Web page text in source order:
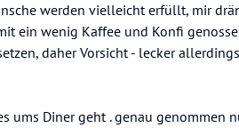
werden vielleicht erfüllt, mir
ein wenig Kaffee und Konfi
daher Vorsicht - lecker
ums Diner geht . genau genommen